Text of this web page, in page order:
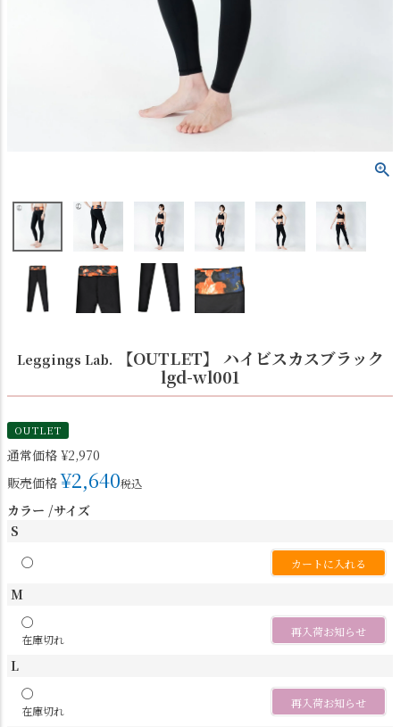
Leggings Lab.
【OUTLET】 ハイビスカスブラック
lgd-wl001
OUTLET
通常価格 ¥2,970
販売価格 ¥2,640税込
カラー サイズ
S
〇
カートに入れる
M
〇
在庫切れ
再入荷お知らせ
L
〇
在庫切れ
再入荷お知らせ